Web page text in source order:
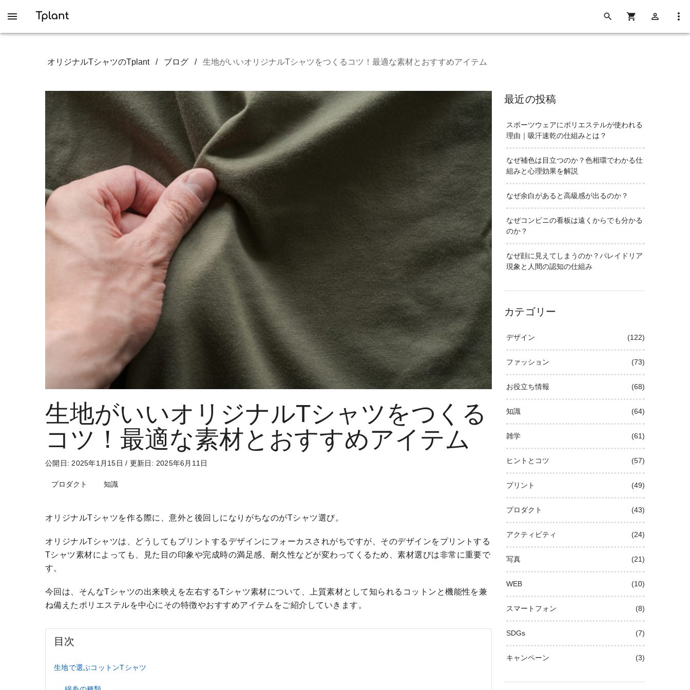
オリジナルTシャツのTplant / ブログ / 生地がいいオリジナルTシャツをつくるコツ！最適な素材とおすすめアイテム
生地がいいオリジナルTシャツをつくる
コツ！最適な素材とおすすめアイテム
公開日: 2025年1月15日 / 更新日: 2025年6月11日
プロダクト 知識
オリジナルTシャツを作る際に、意外と後回しになりがちなのがTシャツ選び。
オリジナルTシャツは、どうしてもプリントするデザインにフォーカスされがちですが、そのデザインをプリントする
Tシャツ素材によっても、見た目の印象や完成時の満足感、耐久性などが変わってくるため、素材選びは非常に重要で
す。
今回は、そんなTシャツの出来映えを左右するTシャツ素材について、上質素材として知られるコットンと機能性を兼
ね備えたポリエステルを中心にその特徴やおすすめアイテムをご紹介していきます。
目次
生地で選ぶコットンTシャツ
最近の投稿
スポーツウェアにポリエステルが使われる
理由｜吸汗速乾の仕組みとは？
なぜ補色は目立つのか？色相環でわかる仕
組みと心理効果を解説
なぜ余白があると高級感が出るのか？
なぜコンビニの看板は遠くからでも分かる
のか？
なぜ顔に見えてしまうのか？パレイドリア
現象と人間の認知の仕組み
カテゴリー
デザイン (122)
ファッション (73)
お役立ち情報 (68)
知識 (64)
雑学 (61)
ヒントとコツ (57)
プリント (49)
プロダクト (43)
アクティビティ (24)
写真 (21)
WEB (10)
スマートフォン (8)
SDGs (7)
キャンペーン (3)